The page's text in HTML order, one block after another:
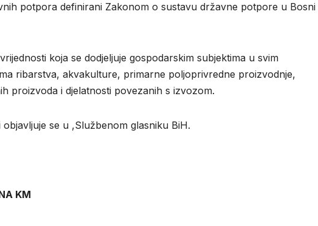
potpora definirani Zakonom o sustavu državne potpore u Bosni
koja se dodjeljuje gospodarskim subjektima u svim
ribarstva, akvakulture, primarne poljoprivredne proizvodnje,
proizvoda i djelatnosti povezanih s izvozom.
se u ,Službenom glasniku BiH.
KM